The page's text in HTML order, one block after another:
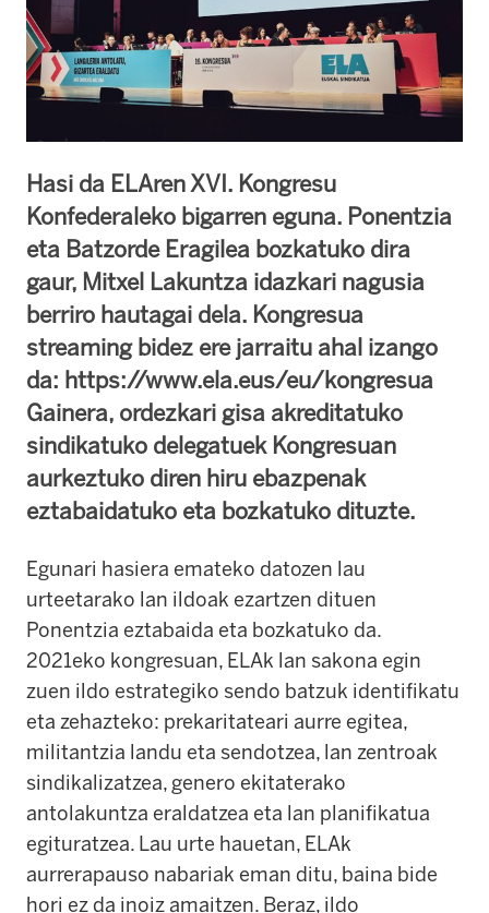
Hasi da ELAren XVI. Kongresu
Konfederaleko bigarren eguna. Ponentzia
eta Batzorde Eragilea bozkatuko dira
gaur, Mitxel Lakuntza idazkari nagusia
berriro hautagai dela. Kongresua
streaming bidez ere jarraitu ahal izango
da: https://www.ela.eus/eu/kongresua
Gainera, ordezkari gisa akreditatuko
sindikatuko delegatuek Kongresuan
aurkeztuko diren hiru ebazpenak
eztabaidatuko eta bozkatuko dituzte.
Egunari hasiera emateko datozen lau
urteetarako lan ildoak ezartzen dituen
Ponentzia eztabaida eta bozkatuko da.
2021eko kongresuan, ELAk lan sakona egin
zuen ildo estrategiko sendo batzuk identifikatu
eta zehazteko: prekaritateari aurre egitea,
militantzia landu eta sendotzea, lan zentroak
sindikalizatzea, genero ekitaterako
antolakuntza eraldatzea eta lan planifikatua
egituratzea. Lau urte hauetan, ELAk
aurrerapauso nabariak eman ditu, baina bide
hori ez da inoiz amaitzen. Beraz, ildo